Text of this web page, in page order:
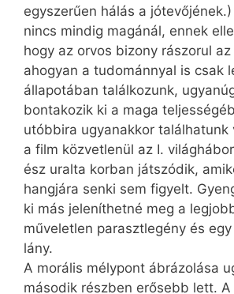
egyszerűen hálás a
nincs mindig magánál, ennek
hogy az orvos bizony rászorul az
ahogyan a tudománnyal is csak
állapotában találkozunk,
bontakozik ki a maga
utóbbira ugyanakkor találhatunk
a film közvetlenül az I.
ész uralta korban játszódik,
hangjára senki sem figyelt.
ki más jeleníthetné meg a
műveletlen parasztlegény és
lány.
A morális mélypont ábrázolása
második részben erősebb lett.